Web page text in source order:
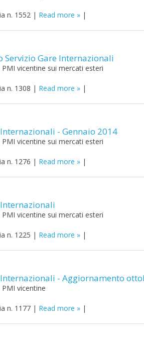
n. 1552 | Read more |
Servizio Gare Internazionali
vicentine sui mercati esteri
n. 1308 | Read more |
- Gennaio 2014
vicentine sui mercati esteri
n. 1276 | Read more |
vicentine sui mercati esteri
n. 1225 | Read more |
- Aggiornamento
vicentine
n. 1177 | Read more |